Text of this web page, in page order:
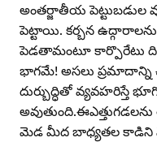
అంతర్జాతీయ పెట్టుబడుల
పెట్టాయి. కర్బన ఉద్గారాలను
పెడతామంటూ కార్పొరేటు
భాగమే! అసలు ప్రమాదాన్ని
దుర్బుద్ధితో వ్యవహరిస్తే
మెడ మీద బాధ్యతల కాడిని